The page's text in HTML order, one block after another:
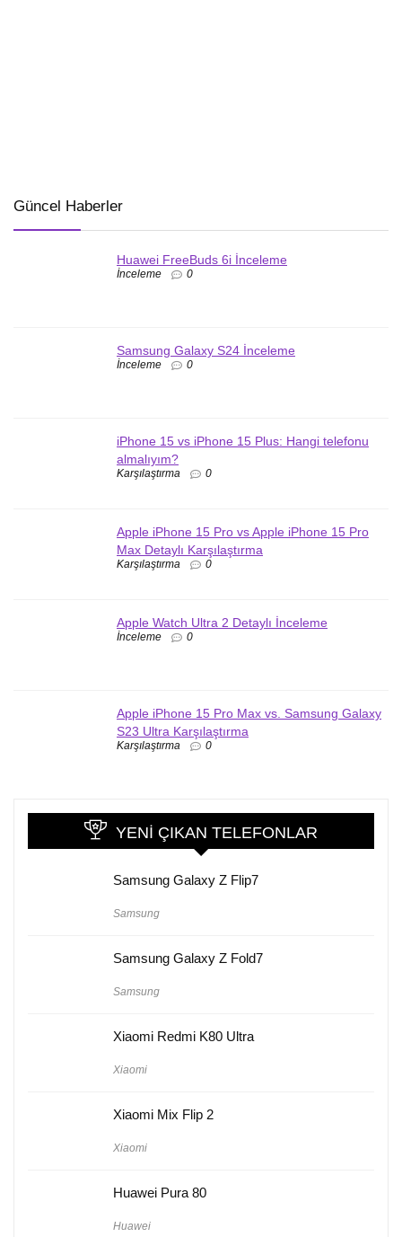
Güncel Haberler
Huawei FreeBuds 6i İnceleme
İnceleme 0
Samsung Galaxy S24 İnceleme
İnceleme 0
iPhone 15 vs iPhone 15 Plus: Hangi telefonu
almalıyım?
Karşılaştırma 0
Apple iPhone 15 Pro vs Apple iPhone 15 Pro
Max Detaylı Karşılaştırma
Karşılaştırma 0
Apple Watch Ultra 2 Detaylı İnceleme
İnceleme 0
Apple iPhone 15 Pro Max vs. Samsung Galaxy
S23 Ultra Karşılaştırma
Karşılaştırma 0
YENI ÇIKAN TELEFONLAR
Samsung Galaxy Z Flip7
Samsung
Samsung Galaxy Z Fold7
Samsung
Xiaomi Redmi K80 Ultra
Xiaomi
Xiaomi Mix Flip 2
Xiaomi
Huawei Pura 80
Huawei